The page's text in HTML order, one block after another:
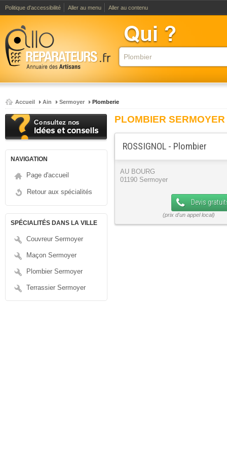
Politique d'accessibilité Aller au menu Aller au contenu
Accueil Ain Sermoyer Plomberie
NAVIGATION
Page d'accueil
Retour aux spécialités
SPÉCIALITÉS DANS LA VILLE
Couvreur Sermoyer
Maçon Sermoyer
Plombier Sermoyer
Terrassier Sermoyer
PLOMBIER SERMOYER
ROSSIGNOL - Plombier
AU BOURG
01190 Sermoyer
Devis